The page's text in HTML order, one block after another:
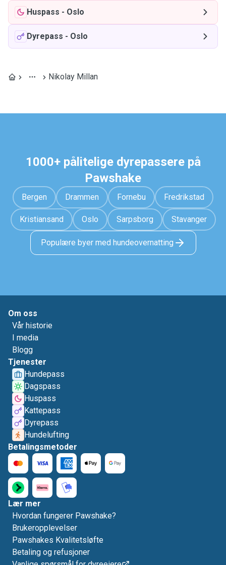
Huspass - Oslo
Dyrepass - Oslo
Nikolay Millan
1000+ pålitelige dyrepassere på
Pawshake
Bergen Drammen Fornebu Fredrikstad
Kristiansand Oslo Sarpsborg Stavanger
Populære byer med hundeovernatting
Om oss
Vår historie
I media
Blogg
Tjenester
Hundepass
Dagspass
Huspass
Kattepass
Dyrepass
Hundelufting
Betalingsmetoder
Lær mer
Hvordan fungerer Pawshake?
Brukeropplevelser
Pawshakes Kvalitetsløfte
Betaling og refusjoner